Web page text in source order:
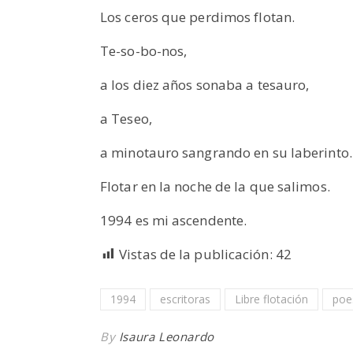
Los ceros que perdimos flotan.
Te-so-bo-nos,
a los diez años sonaba a tesauro,
a Teseo,
a minotauro sangrando en su laberinto.
Flotar en la noche de la que salimos.
1994 es mi ascendente.
Vistas de la publicación: 42
1994 escritoras Libre flotación
By Isaura Leonardo